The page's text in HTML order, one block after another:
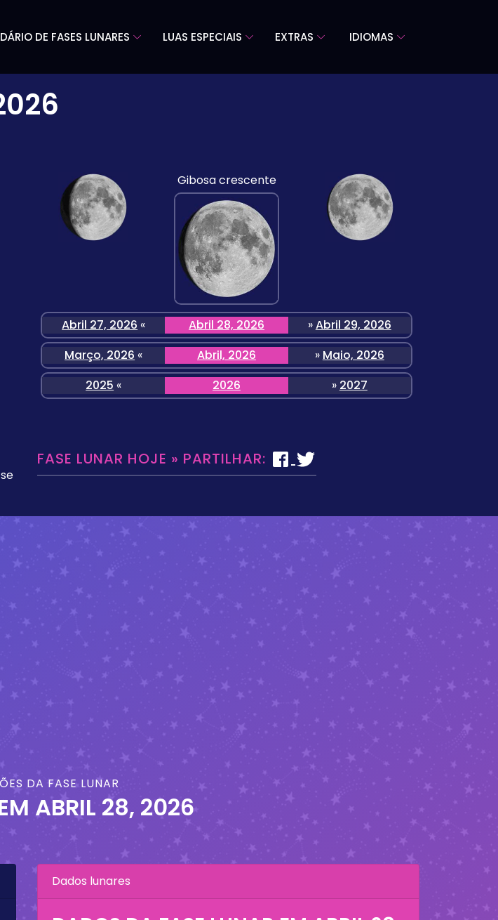
DE FASES LUNARES LUAS ESPECIAIS EXTRAS IDIOMAS
Gibosa crescente
Abril 27, 2026 « Abril 28, 2026 »Abril 29, 2026
Março, 2026 « Abril, 2026 » Maio, 2026
2025 « 2026 » 2027
FASE LUNAR HOJE » PARTILHAR:
DA FASE LUNAR
ABRIL 28, 2026
Dados lunares